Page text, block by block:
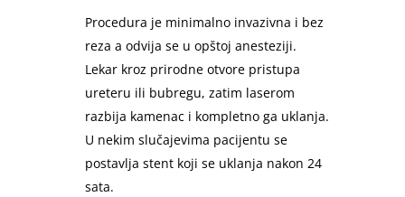
Procedura je minimalno invazivna i bez
reza a odvija se u opštoj anesteziji.
Lekar kroz prirodne otvore pristupa
ureteru ili bubregu, zatim laserom
razbija kamenac i kompletno ga uklanja.
U nekim slučajevima pacijentu se
postavlja stent koji se uklanja nakon 24
sata.